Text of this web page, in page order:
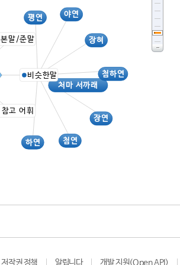
본말/준말
야연
평연
하연
장혀
장연
처마 서까래
첨연
첨하연
비슷한말
참고 어휘
저작권 정책 알립니다 개발 지원(Open API)